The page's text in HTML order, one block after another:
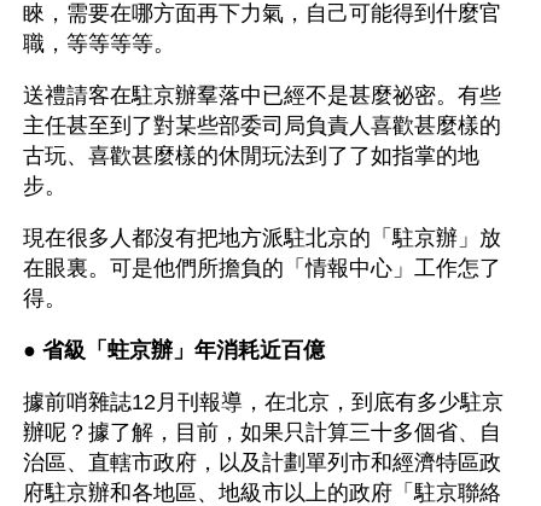
睞，需要在哪方面再下力氣，自己可能得到什麼官
職，等等等等。
送禮請客在駐京辦羣落中已經不是甚麼祕密。有些
主任甚至到了對某些部委司局負責人喜歡甚麼樣的
古玩、喜歡甚麼樣的休閒玩法到了了如指掌的地
步。
現在很多人都沒有把地方派駐北京的「駐京辦」放
在眼裏。可是他們所擔負的「情報中心」工作怎了
得。
● 省級「蛀京辦」年消耗近百億
據前哨雜誌12月刊報導，在北京，到底有多少駐京
辦呢？據了解，目前，如果只計算三十多個省、自
治區、直轄市政府，以及計劃單列市和經濟特區政
府駐京辦和各地區、地級市以上的政府「駐京聯絡